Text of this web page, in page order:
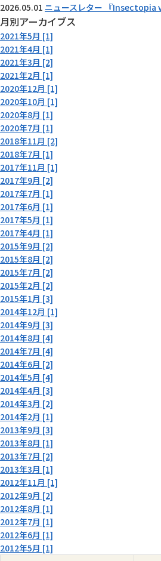
2026.05.01 ニュースレター 『Insectopia
月別アーカイブス
2021年5月 [1]
2021年4月 [1]
2021年3月 [2]
2021年2月 [1]
2020年12月 [1]
2020年10月 [1]
2020年8月 [1]
2020年7月 [1]
2018年11月 [2]
2018年7月 [1]
2017年11月 [1]
2017年9月 [2]
2017年7月 [1]
2017年6月 [1]
2017年5月 [1]
2017年4月 [1]
2015年9月 [2]
2015年8月 [2]
2015年7月 [2]
2015年2月 [2]
2015年1月 [3]
2014年12月 [1]
2014年9月 [3]
2014年8月 [4]
2014年7月 [4]
2014年6月 [2]
2014年5月 [4]
2014年4月 [3]
2014年3月 [2]
2014年2月 [1]
2013年9月 [3]
2013年8月 [1]
2013年7月 [2]
2013年3月 [1]
2012年11月 [1]
2012年9月 [2]
2012年8月 [1]
2012年7月 [1]
2012年6月 [1]
2012年5月 [1]